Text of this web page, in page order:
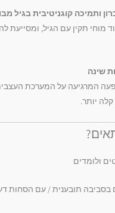
ותמיכה קוגניטיבית בגיל
מוחי תקין עם הגיל, ומסייעת
שינה
המרגיעה על המערכת
יותר.
ולומדים
בסביבה תובענית / עם הסחות